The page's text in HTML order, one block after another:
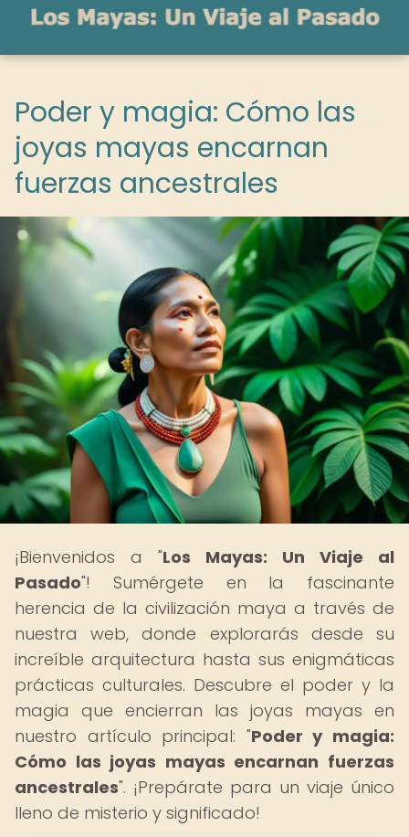
Poder y magia: Cómo las
joyas mayas encarnan
fuerzas ancestrales
¡Bienvenidos a "Los Mayas: Un Viaje al
Pasado"! Sumérgete en la fascinante
herencia de la civilización maya a través de
nuestra web, donde explorarás desde su
increíble arquitectura hasta sus enigmáticas
prácticas culturales. Descubre el poder y la
magia que encierran las joyas mayas en
nuestro artículo principal: "Poder y magia:
Cómo las joyas mayas encarnan fuerzas
ancestrales". ¡Prepárate para un viaje único
lleno de misterio y significado!